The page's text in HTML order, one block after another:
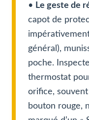
• Le geste de
capot de
général),
poche.
thermostat
orifice,
bouton rouge,